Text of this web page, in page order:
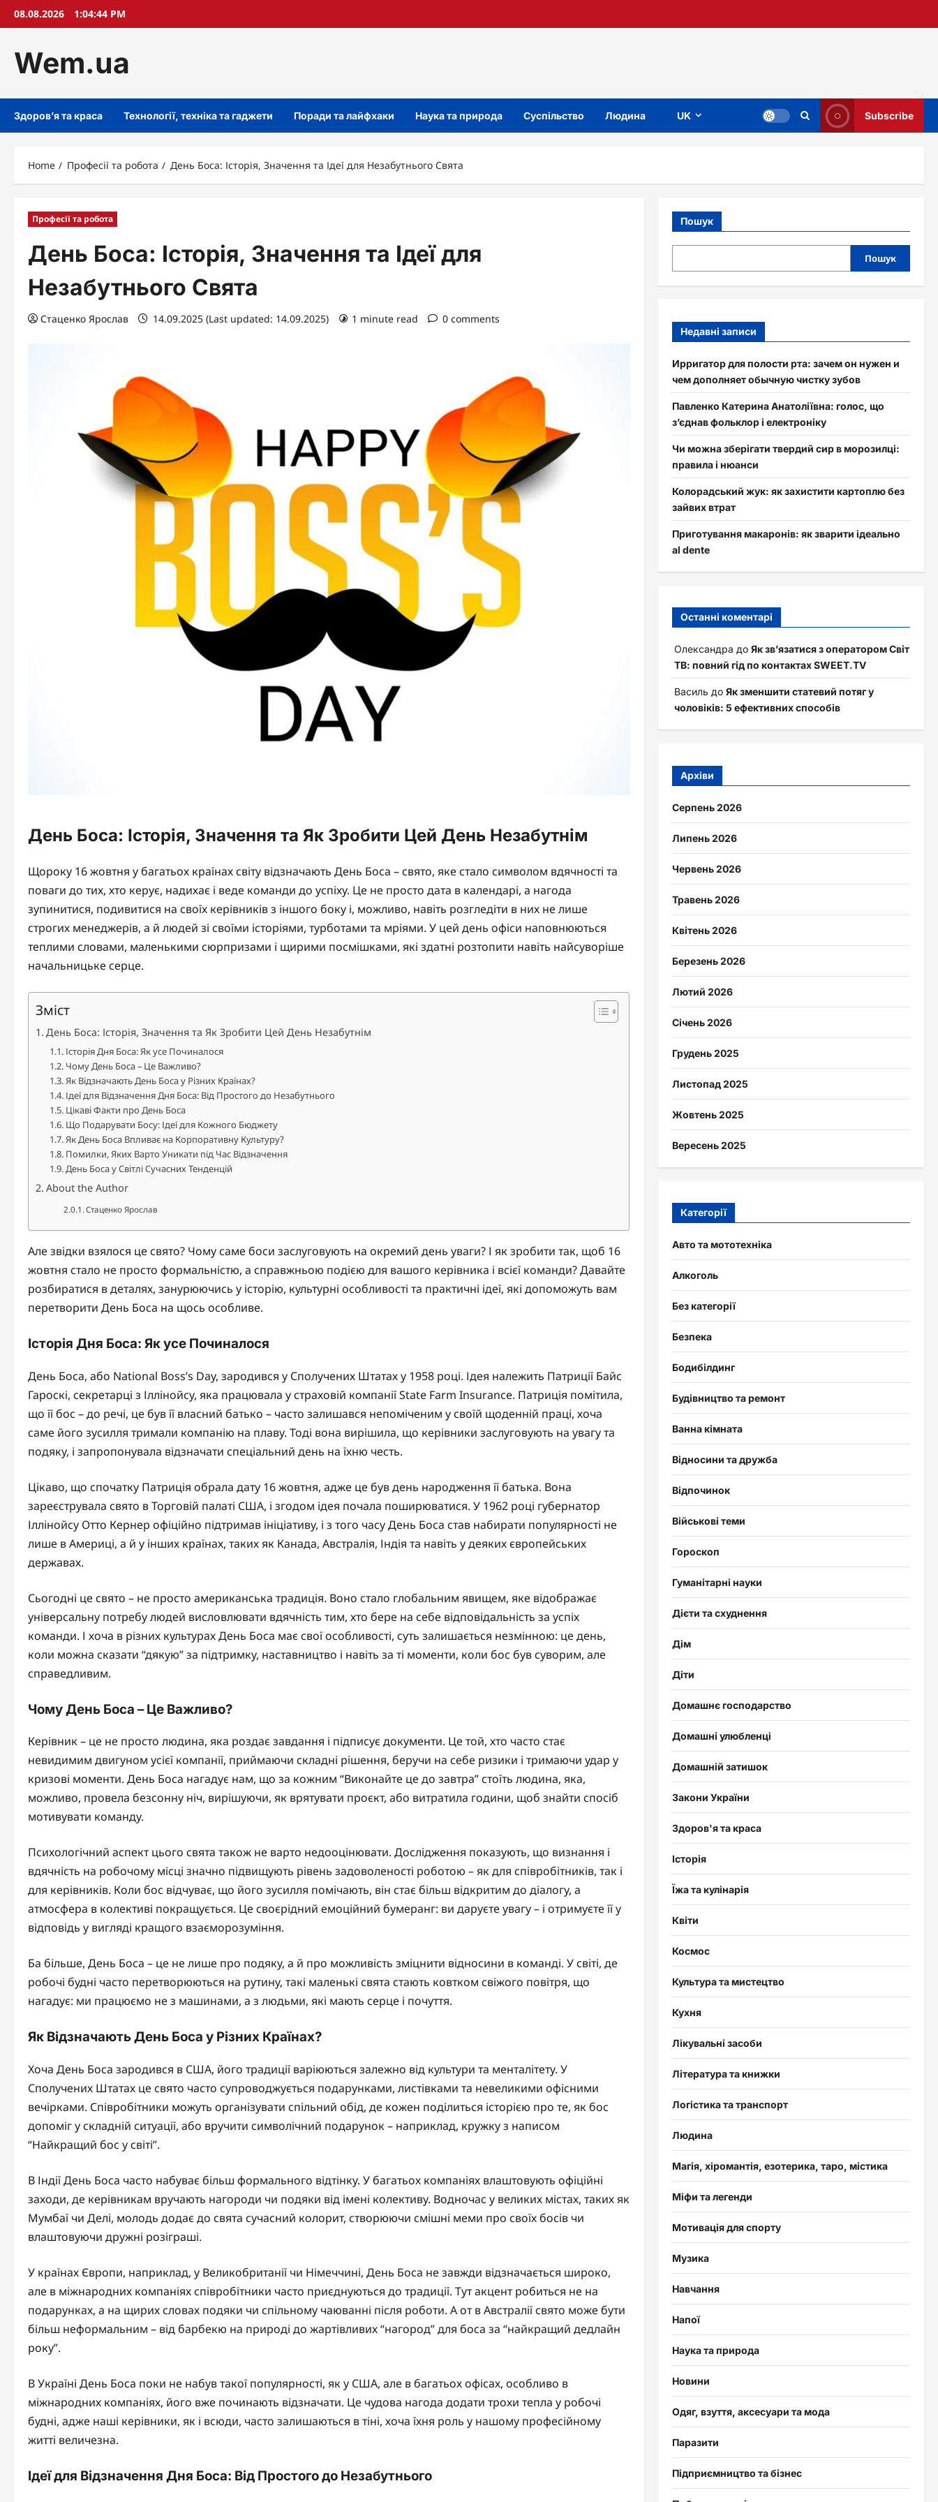
Skip08.08.2026 1:04:45 PM
Wem.ua
Здоров’я та краса Технології, техніка та гаджети Поради та лайфхаки Наука та природа Суспільство Людина UK Subscribe
Home Професії та робота День Боса: Історія, Значення та Ідеї для Незабутнього Свята
Професії та робота
День Боса: Історія, Значення та Ідеї для
Незабутнього Свята
Стаценко Ярослав 14.09.2025 (Last updated: 14.09.2025) 1 minute read 0 comments
День Боса: Історія, Значення та Як Зробити Цей День Незабутнім
Щороку 16 жовтня у багатьох країнах світу відзначають День Боса – свято, яке стало символом вдячності та
поваги до тих, хто керує, надихає і веде команди до успіху. Це не просто дата в календарі, а нагода
зупинитися, подивитися на своїх керівників з іншого боку і, можливо, навіть розгледіти в них не лише
строгих менеджерів, а й людей зі своїми історіями, турботами та мріями. У цей день офіси наповнюються
теплими словами, маленькими сюрпризами і щирими посмішками, які здатні розтопити навіть найсуворіше
начальницьке серце.
Зміст
День Боса: Історія, Значення та Як Зробити Цей День Незабутнім
Історія Дня Боса: Як усе Починалося
Чому День Боса – Це Важливо?
Як Відзначають День Боса у Різних Країнах?
Ідеї для Відзначення Дня Боса: Від Простого до Незабутнього
Цікаві Факти про День Боса
Що Подарувати Босу: Ідеї для Кожного Бюджету
Як День Боса Впливає на Корпоративну Культуру?
Помилки, Яких Варто Уникати під Час Відзначення
День Боса у Світлі Сучасних Тенденцій
About the Author
Стаценко Ярослав
Але звідки взялося це свято? Чому саме боси заслуговують на окремий день уваги? І як зробити так, щоб 16
жовтня стало не просто формальністю, а справжньою подією для вашого керівника і всієї команди? Давайте
розбиратися в деталях, занурюючись у історію, культурні особливості та практичні ідеї, які допоможуть вам
перетворити День Боса на щось особливе.
Історія Дня Боса: Як усе Починалося
День Боса, або National Boss’s Day, зародився у Сполучених Штатах у 1958 році. Ідея належить Патриції Байс
Гароскі, секретарці з Іллінойсу, яка працювала у страховій компанії State Farm Insurance. Патриція помітила,
що її бос – до речі, це був її власний батько – часто залишався непоміченим у своїй щоденній праці, хоча
саме його зусилля тримали компанію на плаву. Тоді вона вирішила, що керівники заслуговують на увагу та
подяку, і запропонувала відзначати спеціальний день на їхню честь.
Цікаво, що спочатку Патриція обрала дату 16 жовтня, адже це був день народження її батька. Вона
зареєструвала свято в Торговій палаті США, і згодом ідея почала поширюватися. У 1962 році губернатор
Іллінойсу Отто Кернер офіційно підтримав ініціативу, і з того часу День Боса став набирати популярності не
лише в Америці, а й у інших країнах, таких як Канада, Австралія, Індія та навіть у деяких європейських
державах.
Сьогодні це свято – не просто американська традиція. Воно стало глобальним явищем, яке відображає
універсальну потребу людей висловлювати вдячність тим, хто бере на себе відповідальність за успіх
команди. І хоча в різних культурах День Боса має свої особливості, суть залишається незмінною: це день,
коли можна сказати “дякую” за підтримку, наставництво і навіть за ті моменти, коли бос був суворим, але
справедливим.
Чому День Боса – Це Важливо?
Керівник – це не просто людина, яка роздає завдання і підписує документи. Це той, хто часто стає
невидимим двигуном усієї компанії, приймаючи складні рішення, беручи на себе ризики і тримаючи удар у
кризові моменти. День Боса нагадує нам, що за кожним “Виконайте це до завтра” стоїть людина, яка,
можливо, провела безсонну ніч, вирішуючи, як врятувати проєкт, або витратила години, щоб знайти спосіб
мотивувати команду.
Психологічний аспект цього свята також не варто недооцінювати. Дослідження показують, що визнання і
вдячність на робочому місці значно підвищують рівень задоволеності роботою – як для співробітників, так і
для керівників. Коли бос відчуває, що його зусилля помічають, він стає більш відкритим до діалогу, а
атмосфера в колективі покращується. Це своєрідний емоційний бумеранг: ви даруєте увагу – і отримуєте її у
відповідь у вигляді кращого взаєморозуміння.
Ба більше, День Боса – це не лише про подяку, а й про можливість зміцнити відносини в команді. У світі, де
робочі будні часто перетворюються на рутину, такі маленькі свята стають ковтком свіжого повітря, що
нагадує: ми працюємо не з машинами, а з людьми, які мають серце і почуття.
Як Відзначають День Боса у Різних Країнах?
Хоча День Боса зародився в США, його традиції варіюються залежно від культури та менталітету. У
Сполучених Штатах це свято часто супроводжується подарунками, листівками та невеликими офісними
вечірками. Співробітники можуть організувати спільний обід, де кожен поділиться історією про те, як бос
допоміг у складній ситуації, або вручити символічний подарунок – наприклад, кружку з написом
“Найкращий бос у світі”.
В Індії День Боса часто набуває більш формального відтінку. У багатьох компаніях влаштовують офіційні
заходи, де керівникам вручають нагороди чи подяки від імені колективу. Водночас у великих містах, таких як
Мумбаї чи Делі, молодь додає до свята сучасний колорит, створюючи смішні меми про своїх босів чи
влаштовуючи дружні розіграші.
У країнах Європи, наприклад, у Великобританії чи Німеччині, День Боса не завжди відзначається широко,
але в міжнародних компаніях співробітники часто приєднуються до традиції. Тут акцент робиться не на
подарунках, а на щирих словах подяки чи спільному чаюванні після роботи. А от в Австралії свято може бути
більш неформальним – від барбекю на природі до жартівливих “нагород” для боса за “найкращий дедлайн
року”.
В Україні День Боса поки не набув такої популярності, як у США, але в багатьох офісах, особливо в
міжнародних компаніях, його вже починають відзначати. Це чудова нагода додати трохи тепла у робочі
будні, адже наші керівники, як і всюди, часто залишаються в тіні, хоча їхня роль у нашому професійному
житті величезна.
Ідеї для Відзначення Дня Боса: Від Простого до Незабутнього
Пошук
Пошук
Недавні записи
Ирригатор для полости рта: зачем он нужен и
чем дополняет обычную чистку зубов
Павленко Катерина Анатоліївна: голос, що
з’єднав фольклор і електроніку
Чи можна зберігати твердий сир в морозилці:
правила і нюанси
Колорадський жук: як захистити картоплю без
зайвих втрат
Приготування макаронів: як зварити ідеально
al dente
Останні коментарі
Олександра до Як зв’язатися з оператором Світ
ТВ: повний гід по контактах SWEET.TV
Василь до Як зменшити статевий потяг у
чоловіків: 5 ефективних способів
Архіви
Серпень 2026
Липень 2026
Червень 2026
Травень 2026
Квітень 2026
Березень 2026
Лютий 2026
Січень 2026
Грудень 2025
Листопад 2025
Жовтень 2025
Вересень 2025
Категорії
Авто та мототехніка
Алкоголь
Без категорії
Безпека
Бодибілдинг
Будівництво та ремонт
Ванна кімната
Відносини та дружба
Відпочинок
Військові теми
Гороскоп
Гуманітарні науки
Дієти та схуднення
Дім
Діти
Домашнє господарство
Домашні улюбленці
Домашній затишок
Закони України
Здоров'я та краса
Історія
Їжа та кулінарія
Квіти
Космос
Культура та мистецтво
Кухня
Лікувальні засоби
Література та книжки
Логістика та транспорт
Людина
Магія, хіромантія, езотерика, таро, містика
Міфи та легенди
Мотивація для спорту
Музика
Навчання
Напої
Наука та природа
Новини
Одяг, взуття, аксесуари та мода
Паразити
Підприємництво та бізнес